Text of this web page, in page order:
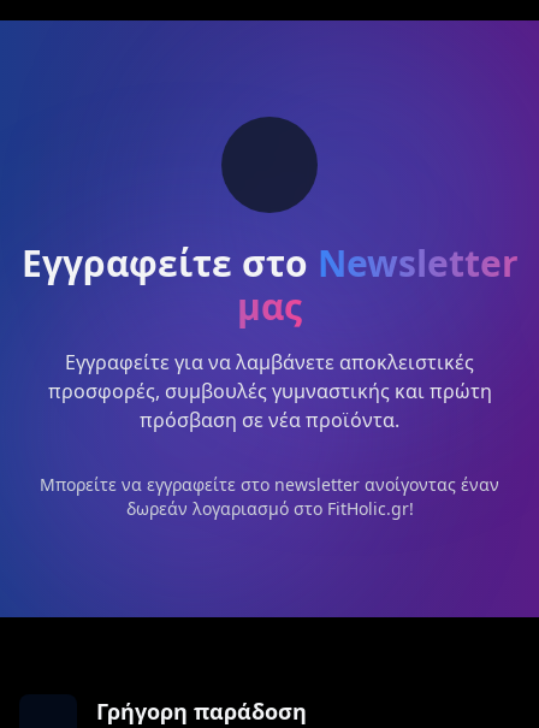
Εγγραφείτε στο Newsletter
μας
Εγγραφείτε για να λαμβάνετε αποκλειστικές
προσφορές, συμβουλές γυμναστικής και πρώτη
πρόσβαση σε νέα προϊόντα.
Μπορείτε να εγγραφείτε στο newsletter ανοίγοντας έναν
δωρεάν λογαριασμό στο FitHolic.gr!
Γρήγορη παράδοση